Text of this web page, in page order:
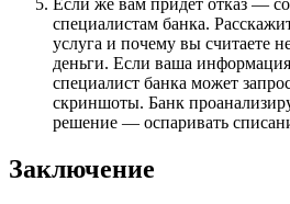
специалистам банка.
услуга и почему вы считаете
деньги. Если ваша
специалист банка может
скриншоты. Банк
решение — оспаривать
Заключение